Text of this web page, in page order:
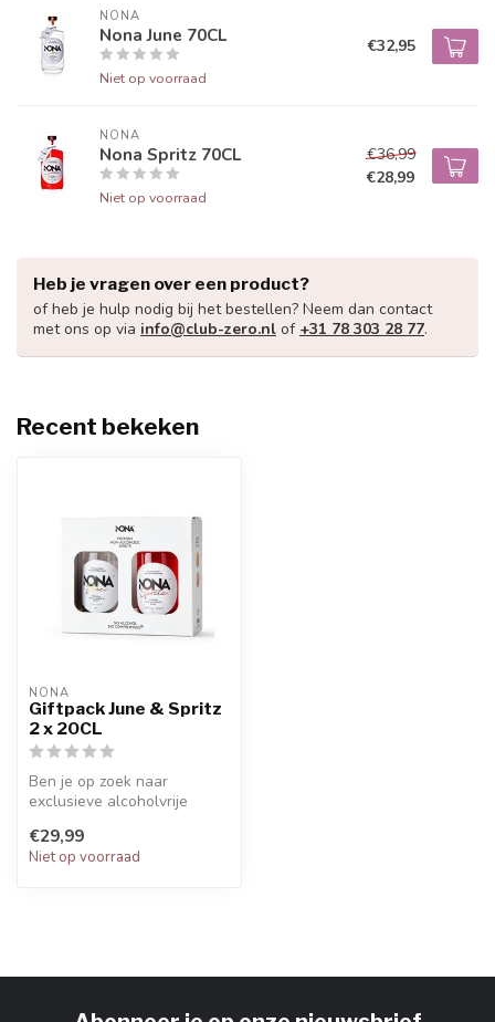
NONA
Nona June 70CL
Niet op voorraad
€32,95
NONA
Nona Spritz 70CL
Niet op voorraad
€36,99
€28,99
Heb je vragen over een product?
of heb je hulp nodig bij het bestellen? Neem dan contact
met ons op via info@club-zero.nl of +31 78 303 28 77.
Recent bekeken
NONA
Giftpack June & Spritz
2 x 20CL
Ben je op zoek naar
exclusieve alcoholvrije
Gin en Spri...
€29,99
Niet op voorraad